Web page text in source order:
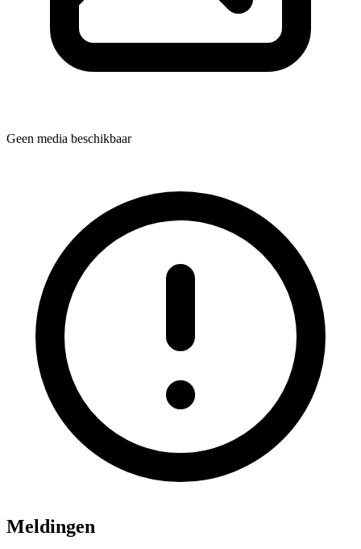
Geen media beschikbaar
Meldingen